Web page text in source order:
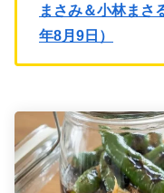
まさみ＆小林まさ
年8月9日）